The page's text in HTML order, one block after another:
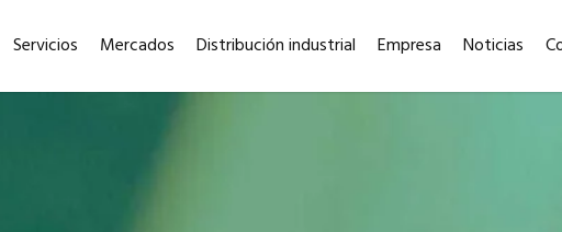
Servicios Mercados Distribución industrial Empresa Noticias